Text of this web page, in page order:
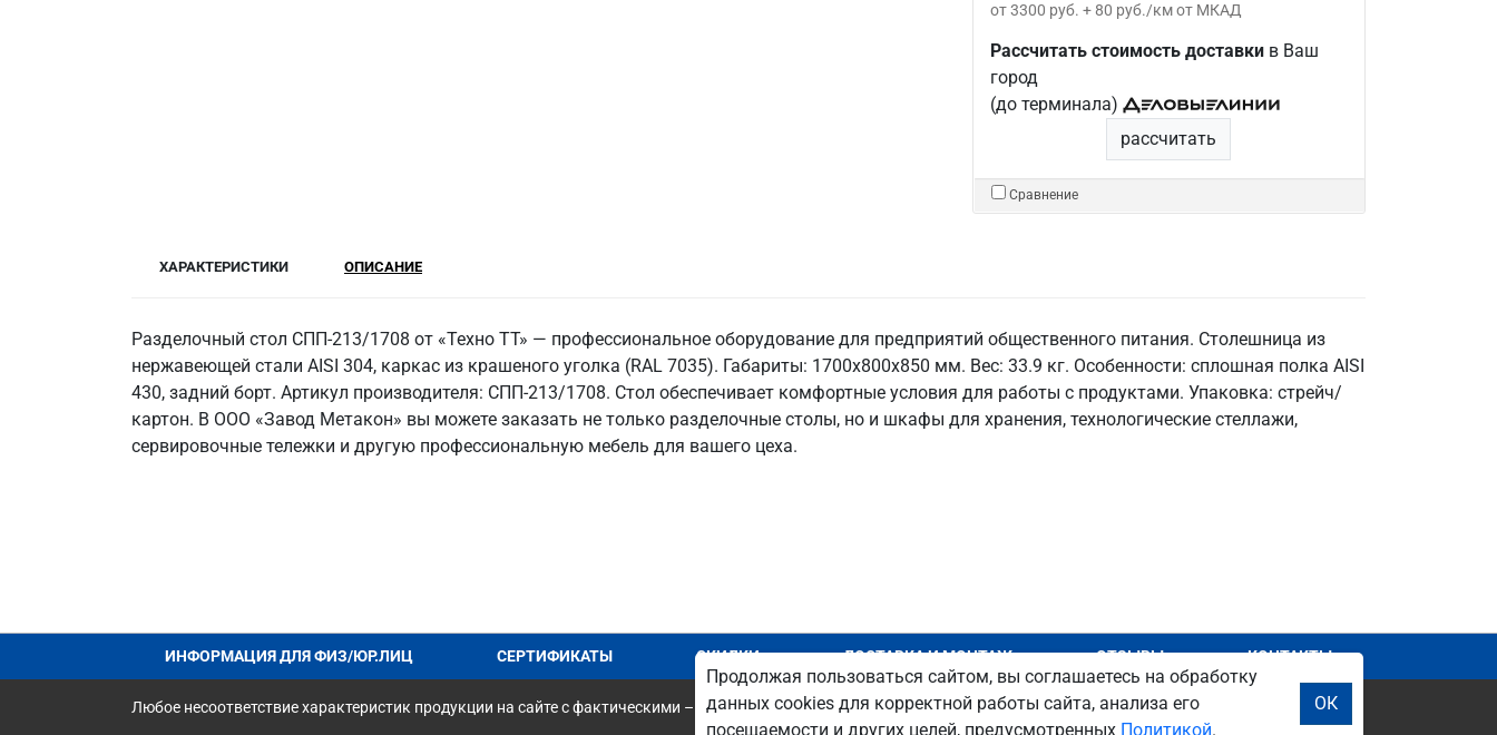
от 3300 руб. + 80 руб./км от МКАД
Рассчитать стоимость доставкив Ваш
город
(до терминала)
рассчитать
Сравнение
ХАРАКТЕРИСТИКИ ОПИСАНИЕ
Разделочный стол СПП-213/1708 от «Техно ТТ» — профессиональное оборудование для предприятий общественного питания. Столешница из
нержавеющей стали AISI 304, каркас из крашеного уголка (RAL 7035). Габариты: 1700x800x850 мм. Вес: 33.9 кг. Особенности: сплошная полка AISI
430, задний борт. Артикул производителя: СПП-213/1708. Стол обеспечивает комфортные условия для работы с продуктами. Упаковка: стрейч/
картон. В ООО «Завод Метакон» вы можете заказать не только разделочные столы, но и шкафы для хранения, технологические стеллажи,
сервировочные тележки и другую профессиональную мебель для вашего цеха.
ИНФОРМАЦИЯ ДЛЯ ФИЗ/ЮР.ЛИЦ СЕРТИФИКАТЫ СКИДКИ ДОСТАВКА И МОНТАЖ ОТЗЫВЫ КОНТАКТЫ
Любое несоответствие характеристик продукции на сайте с фактическими – является опечаткой.
Продолжая пользоваться сайтом, вы соглашаетесь на обработку
данных cookies для корректной работы сайта, анализа его
посещаемости и других целей, предусмотренных Политикой.
ОК